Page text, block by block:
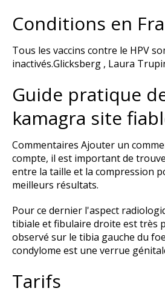
Conditions en
Tous les vaccins contre le HPV
inactivés.Glicksberg , Laura
Guide pratique
kamagra site
Commentaires Ajouter un
compte, il est important de
entre la taille et la compression
meilleurs résultats.
Pour ce dernier l'aspect
tibiale et fibulaire droite est très
observé sur le tibia gauche du
condylome est une verrue
Tarifs